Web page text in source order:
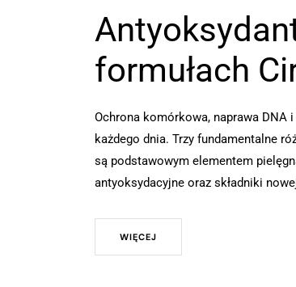
formułach
Ochrona komórkowa, naprawa
każdego dnia. Trzy fundamentalne
są podstawowym elementem
antyoksydacyjne oraz składniki
WIĘCEJ